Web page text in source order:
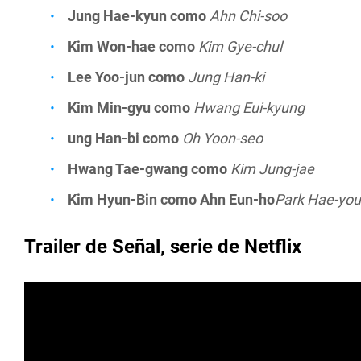
Jung Hae-kyun como Ahn Chi-soo
Kim Won-hae como Kim Gye-chul
Lee Yoo-jun como Jung Han-ki
Kim Min-gyu como Hwang Eui-kyung
ung Han-bi como Oh Yoon-seo
Hwang Tae-gwang como Kim Jung-jae
Kim Hyun-Bin comoAhn Eun-hoPark Hae-
Trailer de Señal, serie de Netflix